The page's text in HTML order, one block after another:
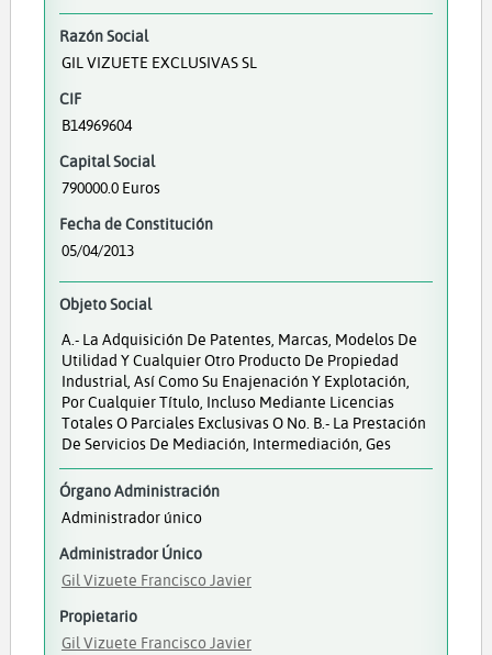
Razón Social
GIL VIZUETE EXCLUSIVAS SL
CIF
B14969604
Capital Social
790000.0 Euros
Fecha de Constitución
05/04/2013
Objeto Social
A.- La Adquisición De Patentes, Marcas, Modelos De
Utilidad Y Cualquier Otro Producto De Propiedad
Industrial, Así Como Su Enajenación Y Explotación,
Por Cualquier Título, Incluso Mediante Licencias
Totales O Parciales Exclusivas O No. B.- La Prestación
De Servicios De Mediación, Intermediación, Ges
Órgano Administración
Administrador único
Administrador Único
Gil Vizuete Francisco Javier
Propietario
Gil Vizuete Francisco Javier